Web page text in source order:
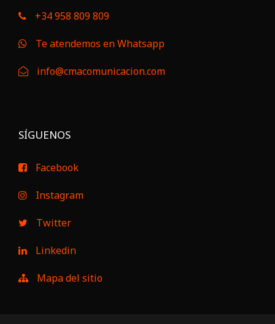
+34 958 809 809
Te atendemos en Whatsapp
info@cmacomunicacion.com
SÍGUENOS
Facebook
Instagram
Twitter
Linkedin
Mapa del sitio